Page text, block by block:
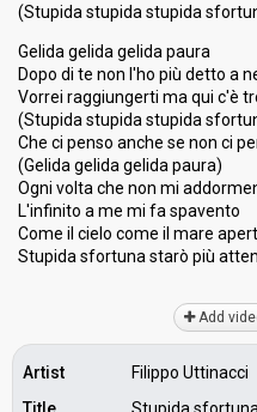
(Stupida stupida stupida
Gelida gelida gelida paura
Dopo di te non l'ho più detto a
Vorrei raggiungerti ma qui c'è
(Stupida stupida stupida
Che ci penso anche se non ci
(Gelida gelida gelida paura)
Ogni volta che non mi
L'infinito a me mi fa spavento
Come il cielo come il mare
Stupida sfortuna ѕtarò più
Add
Artist
Filippo Uttinacci